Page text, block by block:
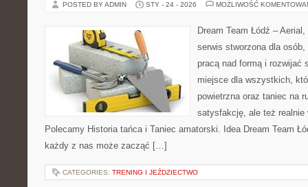
POSTED BY ADMIN STY - 24 - 2026 MOŻLIWOŚĆ
Dream Team Łódź –
serwis stworzona dla
pracą nad formą i rozwijać
miejsce dla wszystkich,
powietrzna oraz taniec na
satysfakcję, ale też realnie
Polecamy Historia tańca i Taniec amatorski. Idea Dream Team
każdy z nas może zacząć […]
CATEGORIES: TRENING I JEŹDZIECTWO